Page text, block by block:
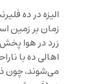
الیزه در ده
زمان بر زمین
زرد در هوا
اهالی ده با
می‌شوند، چون